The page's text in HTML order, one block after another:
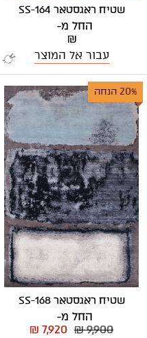
שטיח ראגסטאר SS-164
החל מ-
₪
עבור אל המוצר
20% הנחה
שטיח ראגסטאר SS-168
החל מ-
₪ 9,900
₪ 7,920